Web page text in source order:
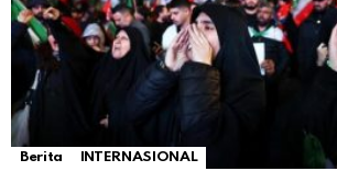
Berita INTERNASIONAL